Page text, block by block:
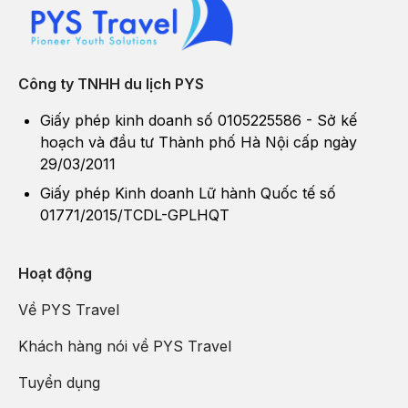
với tiên nữ trên Thiên đình. Hòn đá lớn là người chồng, hòn đá
nhỏ hơn là người vợ, tượng trưng cho tình yêu chung thủy.
đàn lợn, con mèo, chiếc mâm, bếp núc...
Công ty TNHH du lịch PYS
Giấy phép kinh doanh số 0105225586 - Sở kế
hoạch và đầu tư Thành phố Hà Nội cấp ngày
29/03/2011
Giấy phép Kinh doanh Lữ hành Quốc tế số
01771/2015/TCDL-GPLHQT
Hoạt động
Về PYS Travel
Khách hàng nói về PYS Travel
Tuyển dụng